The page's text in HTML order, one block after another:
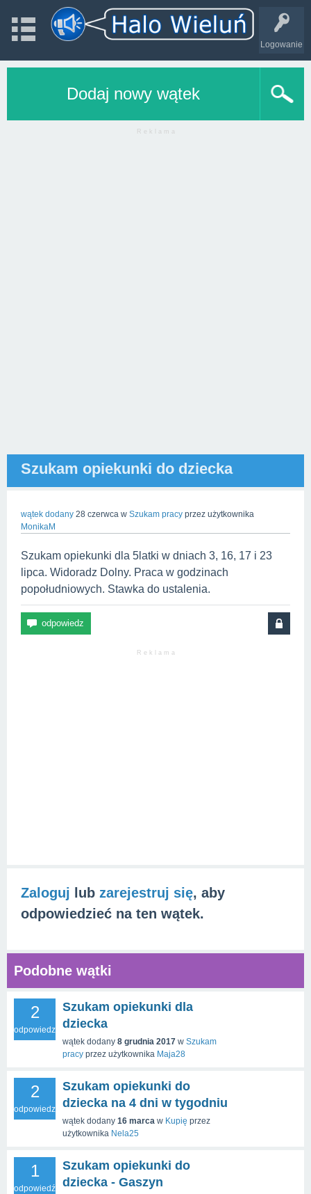
Logowanie
Dodaj nowy wątek
R e k l a m a
Szukam opiekunki do dziecka
wątek dodany 28 czerwca w Szukam pracy przez użytkownika
MonikaM
Szukam opiekunki dla 5latki w dniach 3, 16, 17 i 23
lipca. Widoradz Dolny. Praca w godzinach
popołudniowych. Stawka do ustalenia.
R e k l a m a
Zaloguj lub zarejestruj się, aby
odpowiedzieć na ten wątek.
Podobne wątki
2
odpowiedzi
Szukam opiekunki dla
dziecka
wątek dodany 8 grudnia 2017 w Szukam
pracy przez użytkownika Maja28
2
odpowiedzi
Szukam opiekunki do
dziecka na 4 dni w tygodniu
wątek dodany 16 marca w Kupię przez
użytkownika Nela25
1
odpowiedź
Szukam opiekunki do
dziecka - Gaszyn